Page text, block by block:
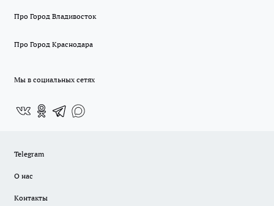
Про Город Владивосток
Про Город Краснодара
Мы в социальных сетях
Telegram
О нас
Контакты